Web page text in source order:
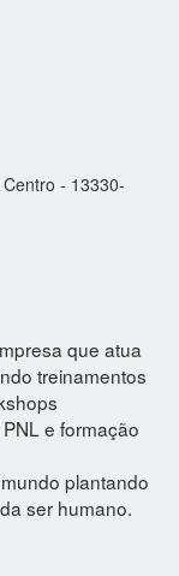
- 13330-
que atua
treinamentos
e formação
plantando
ser humano.